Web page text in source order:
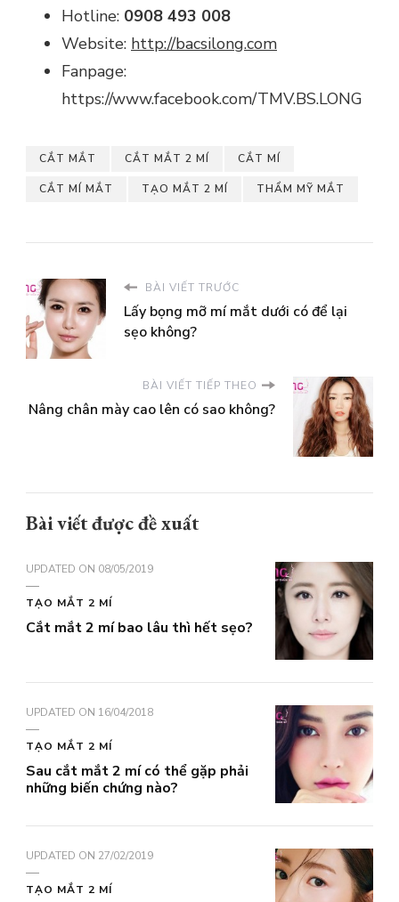
Hotline: 0908 493 008
Website: http://bacsilong.com
Fanpage:
https://www.facebook.com/TMV.BS.LONG
CẮT MẮT CẮT MẮT 2 MÍ CẮT MÍ
CẮT MÍ MẮT TẠO MẮT 2 MÍ THẨM MỸ MẮT
BÀI VIẾT TRƯỚC
Lấy bọng mỡ mí mắt dưới có để lại
sẹo không?
BÀI VIẾT TIẾP THEO
Nâng chân mày cao lên có sao không?
Bài viết được đề xuất
UPDATED ON 08/05/2019
TẠO MẮT 2 MÍ
Cắt mắt 2 mí bao lâu thì hết sẹo?
UPDATED ON 16/04/2018
TẠO MẮT 2 MÍ
Sau cắt mắt 2 mí có thể gặp phải
những biến chứng nào?
UPDATED ON 27/02/2019
TẠO MẮT 2 MÍ